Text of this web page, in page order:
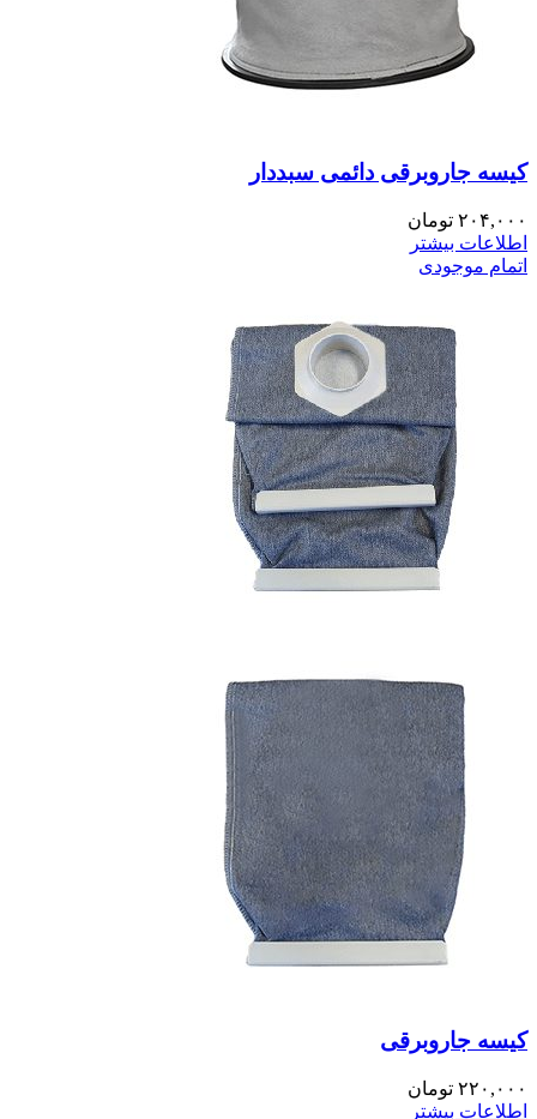
کیسه جاروبرقی دائمی سبددار
۲۰۴,۰۰۰ تومان
اطلاعات بیشتر
اتمام موجودی
کیسه جاروبرقی
۲۲۰,۰۰۰ تومان
اطلاعات بیشتر